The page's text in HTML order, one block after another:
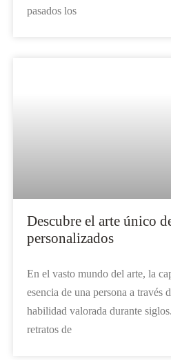
pasados los
Descubre el arte único
personalizados
En el vasto mundo del arte, la
esencia de una persona a través
habilidad valorada durante
retratos de